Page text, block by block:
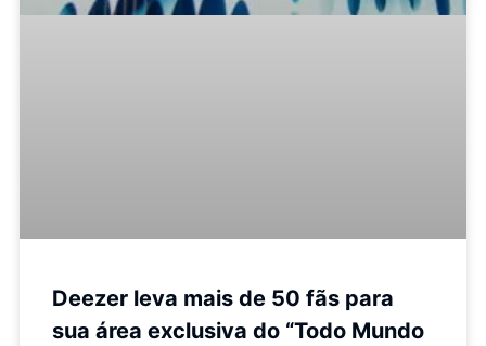
Deezer leva mais de 50 fãs para
sua área exclusiva do “Todo Mundo